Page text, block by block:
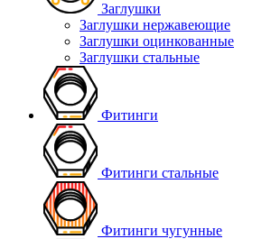
Заглушки
Заглушки нержавеющие
Заглушки оцинкованные
Заглушки стальные
Фитинги
Фитинги стальные
Фитинги чугунные